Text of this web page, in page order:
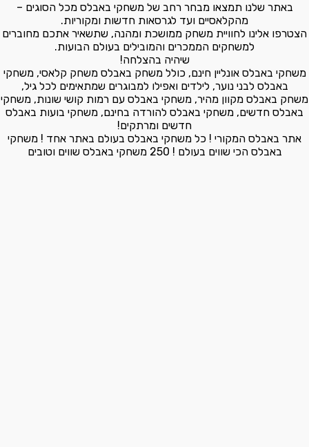
באתר שלנו תמצאו מבחר רחב של משחקי באבלס מכל הסוגים –
מהקלאסיים ועד לגרסאות חדשות ומקוריות.
הצטרפו אלינו לחוויית משחק ממושכת ומהנה, שתשאיר אתכם מחוברים
למשחקים הממכרים והמובילים בעולם הבועות.
שיהיה בהצלחה!
משחקי באבלס אונליין חינם, כולל משחק באבלס משחק קלאסי, משחקי
באבלס לבני נוער, לילדים ואפילו למבוגרים שמתאימים לכל גיל,
משחק באבלס מקוון מהיר, משחקי באבלס עם רמות קושי שונות, משחקי
באבלס חדשים, משחקי באבלס להורדה בחינם, משחקי בועות באבלס
חדשים ומרתקים!
אתר באבלס המקורי ! כל משחקי באבלס בעולם באתר אחד ! משחקי
באבלס הכי שווים בעולם ! 250 משחקי באבלס שווים וטובים